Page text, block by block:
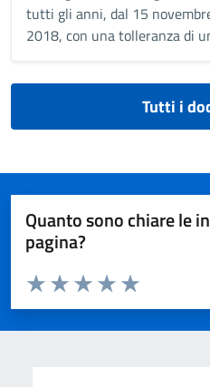
tutti gli anni, dal 15
2018, con una tolleranza di
Tutti i
Quanto sono chiare le
pagina?
Valuta da 1 a 5 stelle la pagina
Valuta 5
Valuta 4 stelle su
Valuta 3 stelle su 5
Valuta 2 stelle su 5
Valuta 1 stelle su 5